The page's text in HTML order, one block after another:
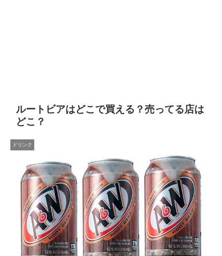
ルートビアはどこで買える？売ってる店は
どこ？
ドリンク